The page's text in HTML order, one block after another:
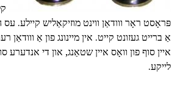
פּראָסט ראָר ווודאַן ווינט מוזיקאַליש קיילע.
אַ ברייט געזונט קייט. אין מיינונג פון אַ ווודאַן
איין סוף פון וואָס איין שטאַנג, און די אנדערע
לייקע.